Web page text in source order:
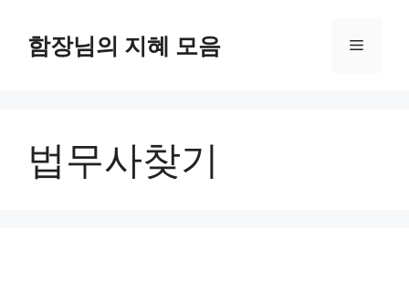
함장님의 지혜 모음 메
법무사찾기